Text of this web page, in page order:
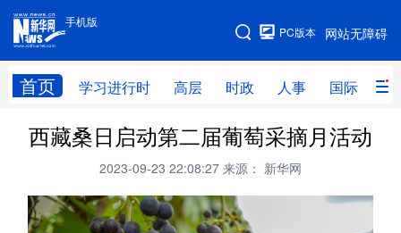
手机版
网站无障碍
PC版本
首页 学习进行时 高层 时政 人事 国际 财
手机版
网站地图
学习进行时 高层 时政 人事
财经 网评
台湾 思客智库 全球连线 教育
西藏桑日启动第二届葡萄采摘月活动
2023-09-23 22:08:27 来源： 新华网